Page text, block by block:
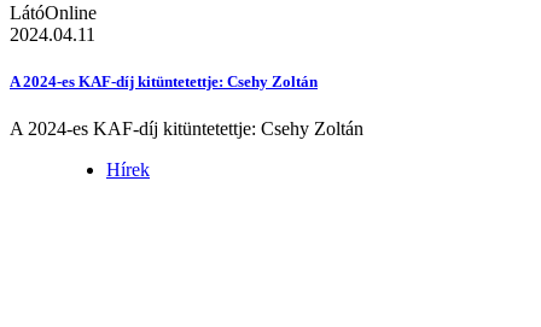
LátóOnline
2024.04.11
A 2024-es KAF-díj kitüntetettje: Csehy Zoltán
A 2024-es KAF-díj kitüntetettje: Csehy Zoltán
Hírek